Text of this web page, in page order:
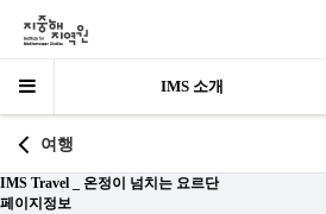
IMS 소개
여행
IMS Travel _ 온정이 넘치는 요르단
페이지정보